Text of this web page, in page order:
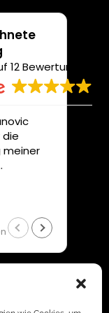
12 Bewertungen
meiner
und
,
und
sehr